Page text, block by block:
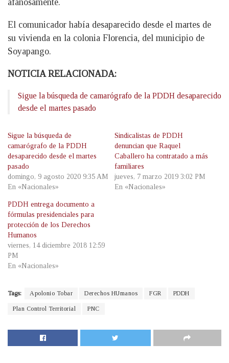
El comunicador había desaparecido desde el martes de
su vivienda en la colonia Florencia, del municipio de
Soyapango.
NOTICIA RELACIONADA:
Sigue la búsqueda de camarógrafo de la PDDH desaparecido
desde el martes pasado
Sigue la búsqueda de
camarógrafo de la PDDH
desaparecido desde el martes
pasado
domingo, 9 agosto 2020 9:35 AM
En «Nacionales»
Sindicalistas de PDDH
denuncian que Raquel
Caballero ha contratado a más
familiares
jueves, 7 marzo 2019 3:02 PM
En «Nacionales»
PDDH entrega documento a
fórmulas presidenciales para
protección de los Derechos
Humanos
viernes, 14 diciembre 2018 12:59
PM
En «Nacionales»
Tags: Apolonio Tobar Derechos HUmanos FGR PDDH
Plan Control Territorial PNC